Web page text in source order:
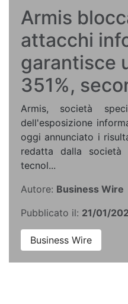
Armis
attacchi
garantisce
351%,
Armis, società
dell'esposizione
oggi annunciato i
redatta dalla
tecnol...
Autore: Business Wire
Pubblicato il: 21/01/
Business Wire